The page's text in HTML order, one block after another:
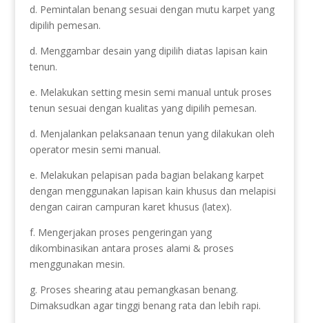
d. Pemintalan benang sesuai dengan mutu karpet yang
dipilih pemesan.
d. Menggambar desain yang dipilih diatas lapisan kain
tenun.
e. Melakukan setting mesin semi manual untuk proses
tenun sesuai dengan kualitas yang dipilih pemesan.
d. Menjalankan pelaksanaan tenun yang dilakukan oleh
operator mesin semi manual.
e. Melakukan pelapisan pada bagian belakang karpet
dengan menggunakan lapisan kain khusus dan melapisi
dengan cairan campuran karet khusus (latex).
f. Mengerjakan proses pengeringan yang
dikombinasikan antara proses alami & proses
menggunakan mesin.
g. Proses shearing atau pemangkasan benang.
Dimaksudkan agar tinggi benang rata dan lebih rapi.